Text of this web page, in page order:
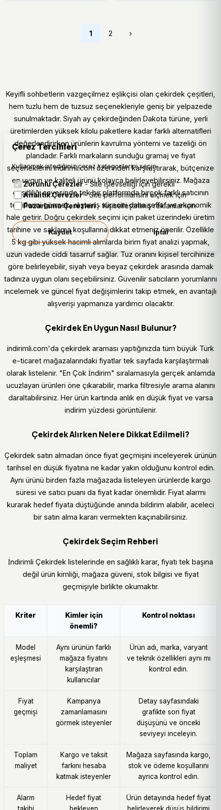
1 2 ›
Keyifli sohbetlerin vazgeçilmez eşlikçisi olan çekirdek çeşitleri,
hem tuzlu hem de tuzsuz seçenekleriyle geniş bir yelpazede
sunulmaktadır. Siyah ay çekirdeğinden Dakota türüne, yerli
üretimlerden yüksek kilolu paketlere kadar farklı alternatifleri
değerlendirirken ürünlerin kavrulma yöntemi ve tazeliği ön
plandadır. Farklı markaların sunduğu gramaj ve fiyat
seçeneklerini indirimli.com üzerinden karşılaştırarak, bütçenize
en uygun ve kaliteli ürünü kolayca belirleyebilirsiniz. Mağaza
çeşitliliği sayesinde tek bir platformda birçok farklı satıcının
tekliflerini görmek, alışveriş sürecini daha şeffaf ve ekonomik
hale getirir. Doğru çekirdek seçimi için paket üzerindeki üretim
tarihine ve saklama koşullarına dikkat etmeniz önerilir. Özellikle
5 kg gibi yüksek hacimli alımlarda birim fiyat analizi yapmak,
uzun vadede ciddi tasarruf sağlar. Tuz oranını kişisel tercihinize
göre belirleyebilir, siyah veya beyaz çekirdek arasında damak
tadınıza uygun olanı seçebilirsiniz. Güvenilir satıcıların yorumlarını
incelemek ve güncel fiyat değişimlerini takip etmek, en avantajlı
alışverişi yapmanıza yardımcı olacaktır.
Çekirdek En Uygun Nasıl Bulunur?
indirimli.com'da çekirdek araması yaptığınızda tüm büyük Türk
e-ticaret mağazalarındaki fiyatlar tek sayfada karşılaştırmalı
olarak listelenir. "En Çok İndirim" sıralamasıyla gerçek anlamda
ucuzlayan ürünleri öne çıkarabilir, marka filtresiyle arama alanını
daraltabilirsiniz. Her ürün kartında anlık en düşük fiyat ve varsa
indirim yüzdesi görüntülenir.
Çekirdek Alırken Nelere Dikkat Edilmeli?
Çekirdek satın almadan önce fiyat geçmişini inceleyerek ürünün
tarihsel en düşük fiyatına ne kadar yakın olduğunu kontrol edin.
Aynı ürünü birden fazla mağazada listeleyen ürünlerde kargo
süresi ve satıcı puanı da fiyat kadar önemlidir. Fiyat alarmı
kurarak hedef fiyata düştüğünde anında bildirim alabilir, aceleci
bir satın alma kararı vermekten kaçınabilirsiniz.
Çekirdek Seçim Rehberi
İndirimli Çekirdek listelerinde en sağlıklı karar, fiyatı tek başına
değil ürün kimliği, mağaza güveni, stok bilgisi ve fiyat
geçmişiyle birlikte okumaktır.
Kriter
Kimler için
önemli?
Kontrol noktası
Model
eşleşmesi
Aynı ürünün farklı
mağaza fiyatını
karşılaştıran
kullanıcılar
Ürün adı, marka, varyant
ve teknik özellikleri aynı mı
kontrol edin.
Fiyat
geçmişi
Kampanya
zamanlamasını
görmek isteyenler
Detay sayfasındaki
grafikte son fiyat
düşüşünü ve önceki
seviyeyi inceleyin.
Toplam
maliyet
Kargo ve taksit
farkını hesaba
katmak isteyenler
Mağaza sayfasında kargo,
stok ve ödeme koşullarını
ayrıca kontrol edin.
Alarm
Hedef fiyat
Ürün detayında hedef fiyat
Çerez Tercihleri
Kullanmak istediğiniz çerez kategorilerini seçin.
Zorunlu Çerezler- Site işlevselliği için gerekli
Analitik Çerezler- Site performansını ölçmek için
Pazarlama Çerezleri- Kişiselleştirilmiş reklamlar için
Kaydet İptal